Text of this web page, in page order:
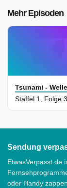
Mehr Episoden
Tsunami -
Sendung
EtwasVerpasst.de
oder Handy